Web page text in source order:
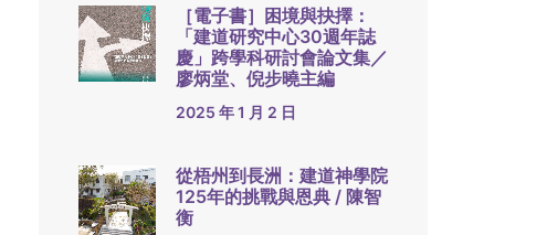
［電子書］困境與抉擇：
「建道研究中心30週年誌
慶」跨學科研討會論文集／
廖炳堂、倪步曉主編
2025 年 1 月 2 日
從梧州到長洲：建道神學院
125年的挑戰與恩典 / 陳智
衡